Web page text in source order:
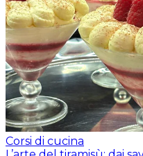
Corsi di cucina